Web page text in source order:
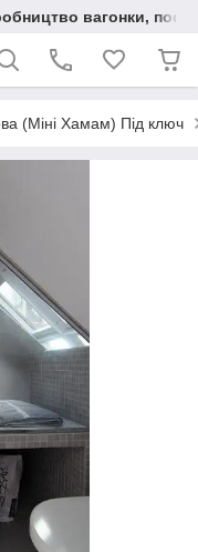
вагонки,
(Міні Хамам) Під ключ